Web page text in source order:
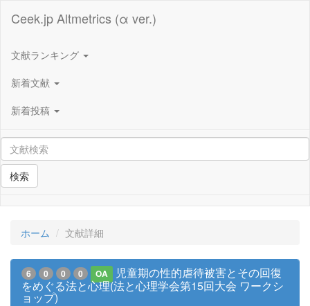
Ceek.jp Altmetrics (α ver.)
文献ランキング
新着文献
新着投稿
検索
ホーム 文献詳細
6 0 0 0 OA
児童期の性的虐待被害とその回復
をめぐる法と心理(法と心理学会第15回大会 ワークシ
ョップ)